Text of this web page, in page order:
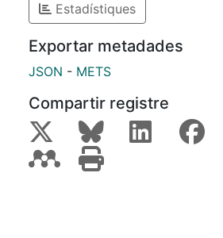
Estadístiques
Exportar metadades
JSON - METS
Compartir registre